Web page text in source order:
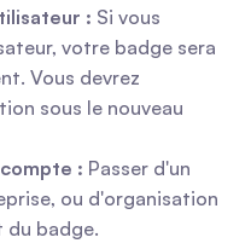
: Si vous
votre badge sera
Vous devrez
sous le nouveau
: Passer d'un
ou d'organisation
du badge.